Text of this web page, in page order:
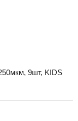
9шт, KIDS